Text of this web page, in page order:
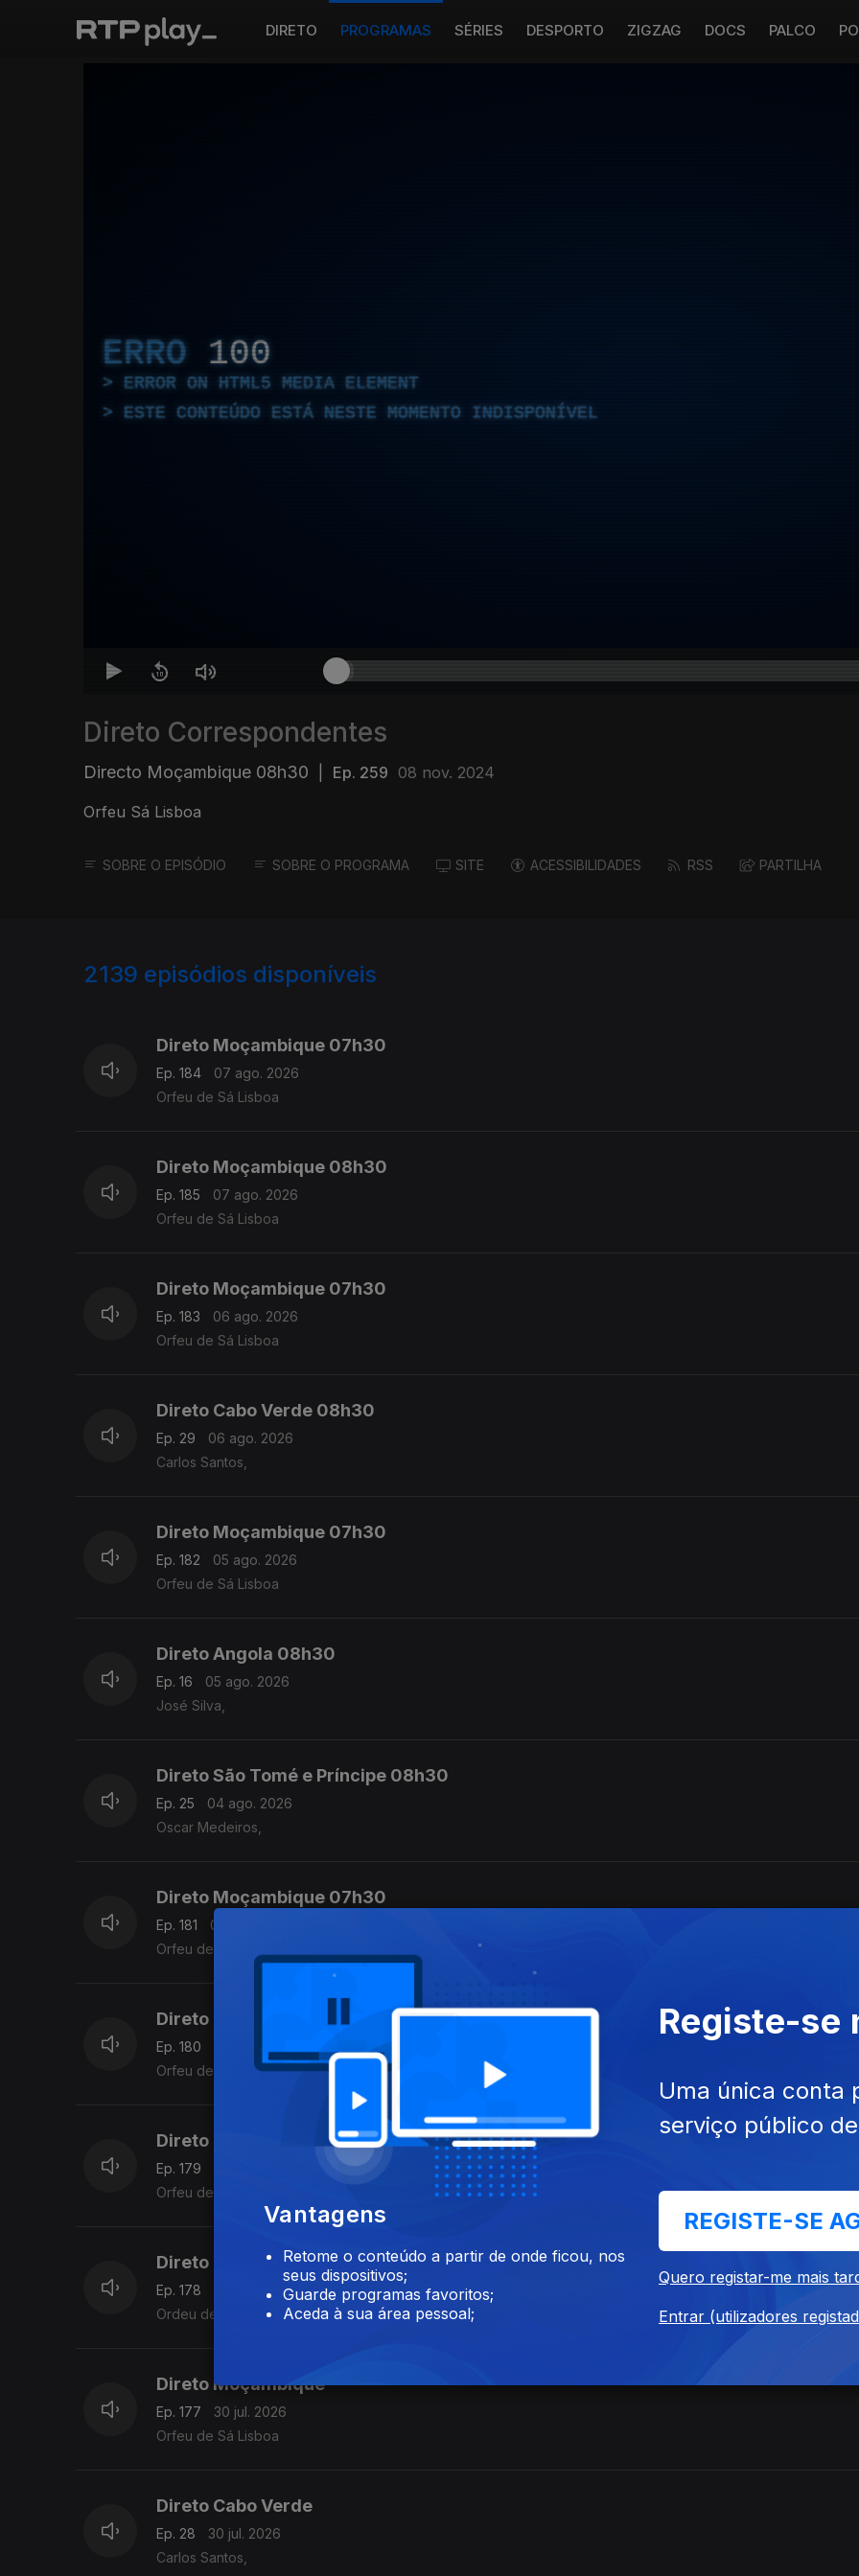
DIRETO PROGRAMAS SÉRIES DESPORTO ZIGZAG DOCS PALCO
ERRO 100
ERROR ON HTML5 MEDIA ELEMENT
ESTE CONTEÚDO ESTÁ NESTE MOMENTO INDISPONÍVEL
Direto Correspondentes
Directo Moçambique 08h30 Ep. 259 08 nov. 2024
Orfeu Sá Lisboa
SOBRE O EPISÓDIO SOBRE O PROGRAMA SITE ACESSIBILIDADES RSS PARTILHA
2139 episódios disponíveis
Direto Moçambique 07h30
Ep. 184
07 ago. 2026
Orfeu de Sá Lisboa
Direto Moçambique 08h30
Ep. 185
07 ago. 2026
Orfeu de Sá Lisboa
Direto Moçambique 07h30
Ep. 183
06 ago. 2026
Orfeu de Sá Lisboa
Direto Cabo Verde 08h30
Ep. 29
06 ago. 2026
Carlos Santos,
Direto Moçambique 07h30
Ep. 182
05 ago. 2026
Orfeu de Sá Lisboa
Direto Angola 08h30
Ep. 16
05 ago. 2026
José Silva,
Direto São Tomé e Príncipe 08h30
Ep. 25
04 ago. 2026
Oscar Medeiros,
Direto Moçambique 07h30
Ep. 181
04 ago. 2026
Orfeu de Sá Lisboa
Direto Moçambique
Ep. 180
Orfeu de Sá Lisboa
Direto Moçambique
Ep. 179
Orfeu de Sá Lisboa
Direto Moçambique
Ep. 178
31 jul. 2026
Ordeu de Sá Lisboa
Direto Moçambique
Ep. 177
30 jul. 2026
Orfeu de Sá Lisboa
Direto Cabo Verde
Ep. 28
30 jul. 2026
Carlos Santos,
Vantagens
Retome o conteúdo a partir de onde ficou, nos
seus dispositivos;
Guarde programas favoritos;
Aceda à sua área pessoal;
Registe-se
Uma única conta
serviço público
REGISTE-SE
Quero registar-me mais
Entrar (utilizadores